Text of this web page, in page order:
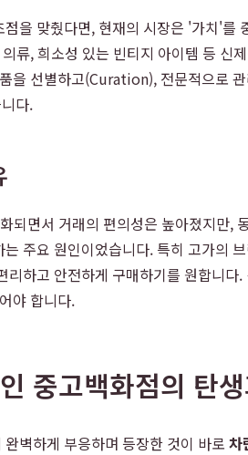
을 맞췄다면, 현재의 시장은 '가치'
류, 희소성 있는 빈티지 아이템 등
을 선별하고(Curation), 전문적으로
다.
되면서 거래의 편의성은 높아졌지만
주요 원인이었습니다. 특히 고가의
리하고 안전하게 구매하기를 원합니
야 합니다.
중고백화점의 탄
벽하게 부응하며 등장한 것이 바로 차